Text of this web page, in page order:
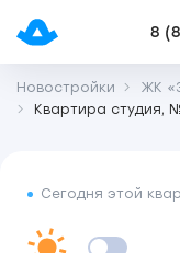
8
Новостройки ЖК
Квартира студия,
Сегодня этой